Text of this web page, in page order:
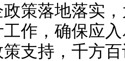
策落地落实
作，确保应
支持，千方